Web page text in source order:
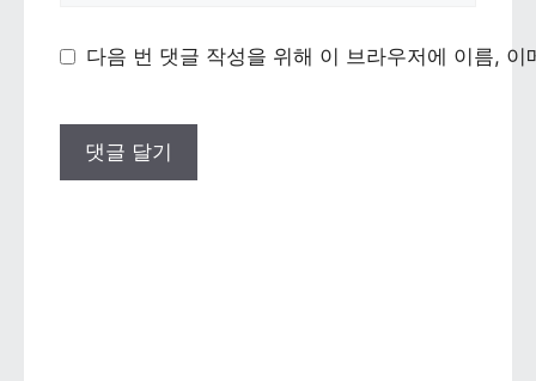
다음 번 댓글 작성을 위해 이 브라우저에 이름,